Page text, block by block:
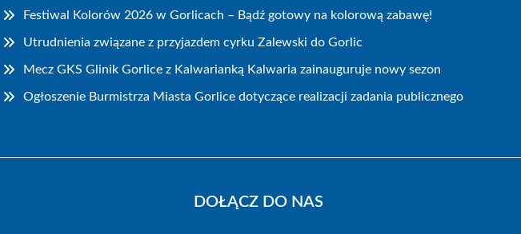
Festiwal Kolorów 2026 w Gorlicach – Bądź gotowy na kolorową zabawę!
Utrudnienia związane z przyjazdem cyrku Zalewski do Gorlic
Mecz GKS Glinik Gorlice z Kalwarianką Kalwaria zainauguruje nowy sezon
Ogłoszenie Burmistrza Miasta Gorlice dotyczące realizacji zadania publicznego
DOŁĄCZ DO NAS